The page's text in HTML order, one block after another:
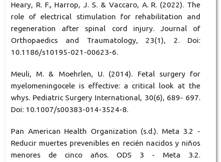
Heary, R. F., Harrop, J. S. & Vaccaro, A. R. (2022). The
role of electrical stimulation for rehabilitation and
regeneration after spinal cord injury. Journal of
Orthopaedics and Traumatology, 23(1), 2. Doi:
10.1186/s10195-021-00623-6.
Meuli, M. & Moehrlen, U. (2014). Fetal surgery for
myelomeningocele is effective: a critical look at the
whys. Pediatric Surgery International, 30(6), 689- 697.
Doi: 10.1007/s00383-014-3524-8.
Pan American Health Organization (s.d.). Meta 3.2 -
Reducir muertes prevenibles en recién nacidos y niños
menores de cinco años. ODS 3 - Meta 3.2.